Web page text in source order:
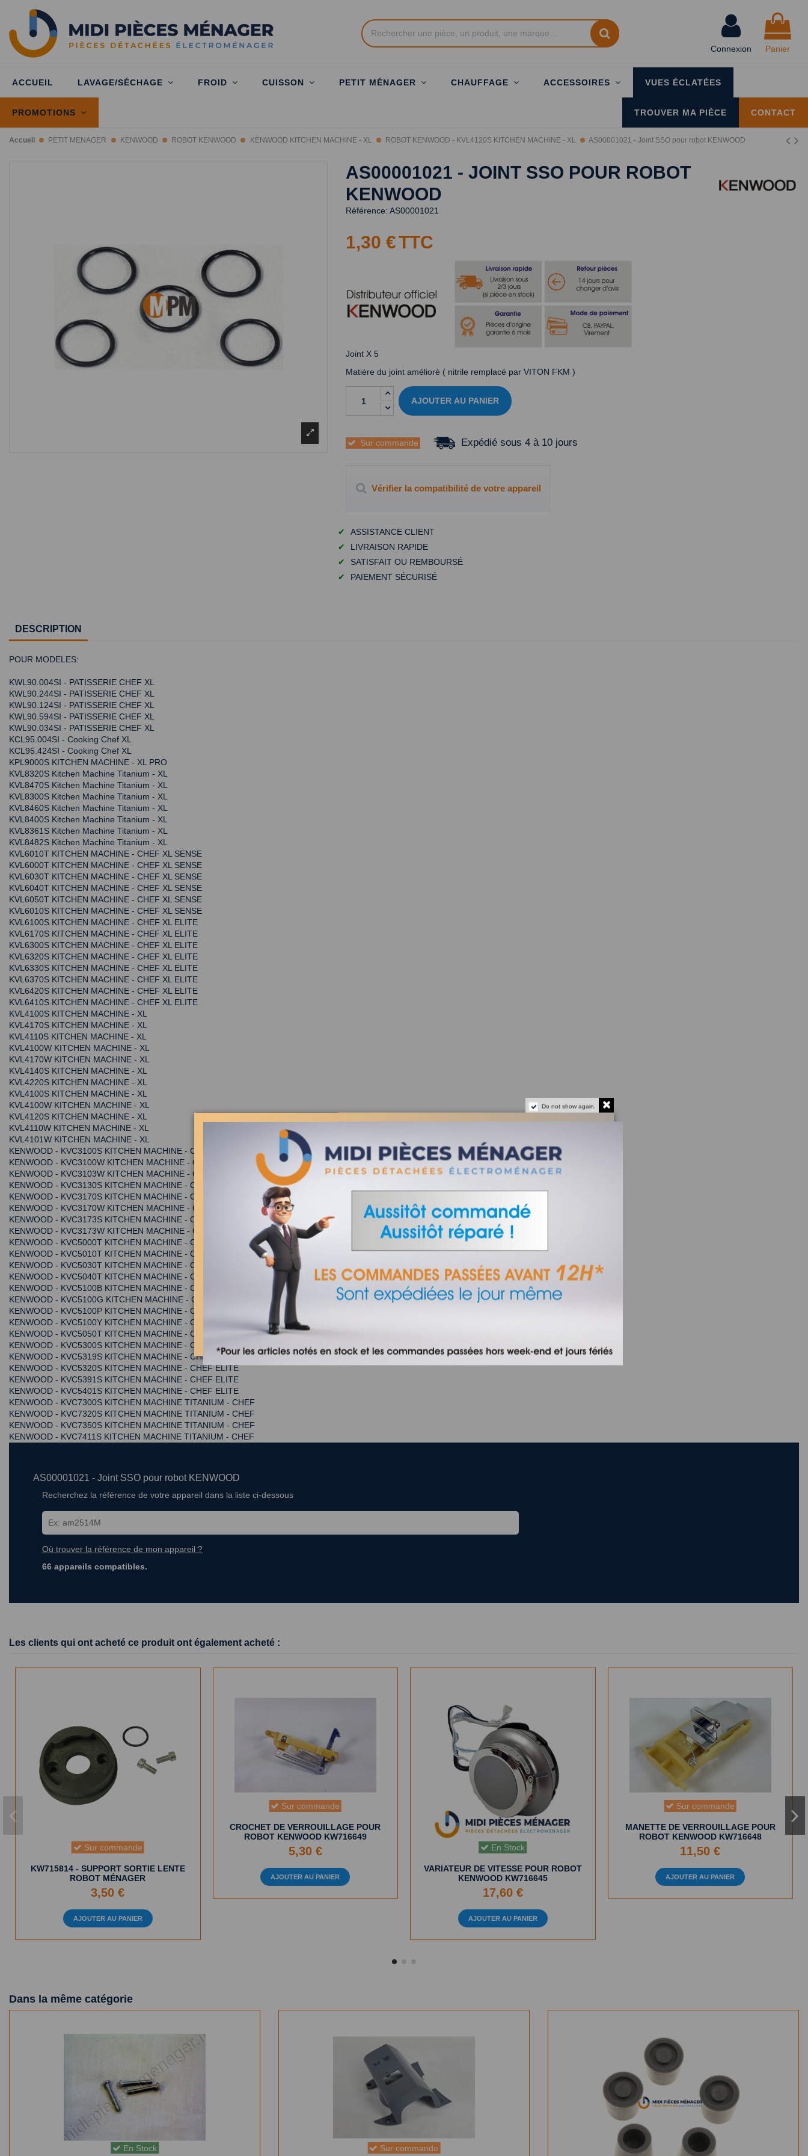
Connexion Panier
ACCUEIL LAVAGE/SÉCHAGE FROID CUISSON PETIT MÉNAGER CHAUFFAGE ACCESSOIRES VUES ÉCLATÉES
PROMOTIONS CONTACT
TROUVER MA PIÈCE
Accueil PETIT MENAGER KENWOOD ROBOT KENWOOD KENWOOD KITCHEN MACHINE - XL ROBOT KENWOOD - KVL4120S KITCHEN MACHINE - XL AS00001021 - Joint SSO pour robot KENWOOD
AS00001021 - JOINT SSO POUR ROBOT
KENWOOD
Référence: AS00001021
1,30 €TTC
Joint X 5
Matière du joint améliorè ( nitrile remplacé par VITON FKM )
AJOUTER AU PANIER
Sur commande Expédié sous 4 à 10 jours
Vérifier la compatibilité de votre appareil
✔
ASSISTANCE CLIENT
✔
LIVRAISON RAPIDE
✔
SATISFAIT OU REMBOURSÉ
✔
PAIEMENT SÉCURISÉ
DESCRIPTION
POUR MODELES:
KWL90.004SI - PATISSERIE CHEF XL
KWL90.244SI - PATISSERIE CHEF XL
KWL90.124SI - PATISSERIE CHEF XL
KWL90.594SI - PATISSERIE CHEF XL
KWL90.034SI - PATISSERIE CHEF XL
KCL95.004SI - Cooking Chef XL
KCL95.424SI - Cooking Chef XL
KPL9000S KITCHEN MACHINE - XL PRO
KVL8320S Kitchen Machine Titanium - XL
KVL8470S Kitchen Machine Titanium - XL
KVL8300S Kitchen Machine Titanium - XL
KVL8460S Kitchen Machine Titanium - XL
KVL8400S Kitchen Machine Titanium - XL
KVL8361S Kitchen Machine Titanium - XL
KVL8482S Kitchen Machine Titanium - XL
KVL6010T KITCHEN MACHINE - CHEF XL SENSE
KVL6000T KITCHEN MACHINE - CHEF XL SENSE
KVL6030T KITCHEN MACHINE - CHEF XL SENSE
KVL6040T KITCHEN MACHINE - CHEF XL SENSE
KVL6050T KITCHEN MACHINE - CHEF XL SENSE
KVL6010S KITCHEN MACHINE - CHEF XL SENSE
KVL6100S KITCHEN MACHINE - CHEF XL ELITE
KVL6170S KITCHEN MACHINE - CHEF XL ELITE
KVL6300S KITCHEN MACHINE - CHEF XL ELITE
KVL6320S KITCHEN MACHINE - CHEF XL ELITE
KVL6330S KITCHEN MACHINE - CHEF XL ELITE
KVL6370S KITCHEN MACHINE - CHEF XL ELITE
KVL6420S KITCHEN MACHINE - CHEF XL ELITE
KVL6410S KITCHEN MACHINE - CHEF XL ELITE
KVL4100S KITCHEN MACHINE - XL
KVL4170S KITCHEN MACHINE - XL
KVL4110S KITCHEN MACHINE - XL
KVL4100W KITCHEN MACHINE - XL
KVL4170W KITCHEN MACHINE - XL
KVL4140S KITCHEN MACHINE - XL
KVL4220S KITCHEN MACHINE - XL
KVL4100S KITCHEN MACHINE - XL
KVL4100W KITCHEN MACHINE - XL
KVL4120S KITCHEN MACHINE - XL
KVL4110W KITCHEN MACHINE - XL
KVL4101W KITCHEN MACHINE - XL
KENWOOD - KVC3100S KITCHEN MACHINE - CHEF
KENWOOD - KVC3100W KITCHEN MACHINE - CHEF
KENWOOD - KVC3103W KITCHEN MACHINE - CHEF
KENWOOD - KVC3130S KITCHEN MACHINE - CHEF
KENWOOD - KVC3170S KITCHEN MACHINE - CHEF
KENWOOD - KVC3170W KITCHEN MACHINE - CHEF
KENWOOD - KVC3173S KITCHEN MACHINE - CHEF
KENWOOD - KVC3173W KITCHEN MACHINE - CHEF
KENWOOD - KVC5000T KITCHEN MACHINE - CHEF
KENWOOD - KVC5010T KITCHEN MACHINE - CHEF
KENWOOD - KVC5030T KITCHEN MACHINE - CHEF
KENWOOD - KVC5040T KITCHEN MACHINE - CHEF
KENWOOD - KVC5100B KITCHEN MACHINE - CHEF ELITE - BLUE
KENWOOD - KVC5100G KITCHEN MACHINE - CHEF ELITE - GREEN
KENWOOD - KVC5100P KITCHEN MACHINE - CHEF ELITE - PINK
KENWOOD - KVC5100Y KITCHEN MACHINE - CHEF ELITE - YELLOW
KENWOOD - KVC5050T KITCHEN MACHINE - CHEF
KENWOOD - KVC5300S KITCHEN MACHINE - CHEF ELITE
KENWOOD - KVC5319S KITCHEN MACHINE - CHEF ELITE
KENWOOD - KVC5320S KITCHEN MACHINE - CHEF ELITE
KENWOOD - KVC5391S KITCHEN MACHINE - CHEF ELITE
KENWOOD - KVC5401S KITCHEN MACHINE - CHEF ELITE
KENWOOD - KVC7300S KITCHEN MACHINE TITANIUM - CHEF
KENWOOD - KVC7320S KITCHEN MACHINE TITANIUM - CHEF
KENWOOD - KVC7350S KITCHEN MACHINE TITANIUM - CHEF
KENWOOD - KVC7411S KITCHEN MACHINE TITANIUM - CHEF
AS00001021 - Joint SSO pour robot KENWOOD
Recherchez la référence de votre appareil dans la liste ci-dessous
Où trouver la référence de mon appareil ?
66 appareils compatibles.
Les clients qui ont acheté ce produit ont également acheté :
Sur commande
KW715814 - SUPPORT SORTIE LENTE
ROBOT MÉNAGER
3,50 €
AJOUTER AU PANIER
Sur commande
CROCHET DE VERROUILLAGE POUR
ROBOT KENWOOD KW716649
5,30 €
AJOUTER AU PANIER
En Stock
VARIATEUR DE VITESSE POUR ROBOT
KENWOOD KW716645
17,60 €
AJOUTER AU PANIER
Sur commande
MANETTE DE VERROUILLAGE POUR
ROBOT KENWOOD KW716648
11,50 €
AJOUTER AU PANIER
Dans la même catégorie
En Stock Sur commande
Do not show again.